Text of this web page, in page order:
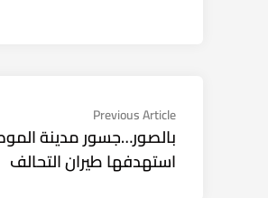
تصفّح
المقالات
Previous Article
article:
بالصور…جسور مدينة
استهدفها طيران التحالف